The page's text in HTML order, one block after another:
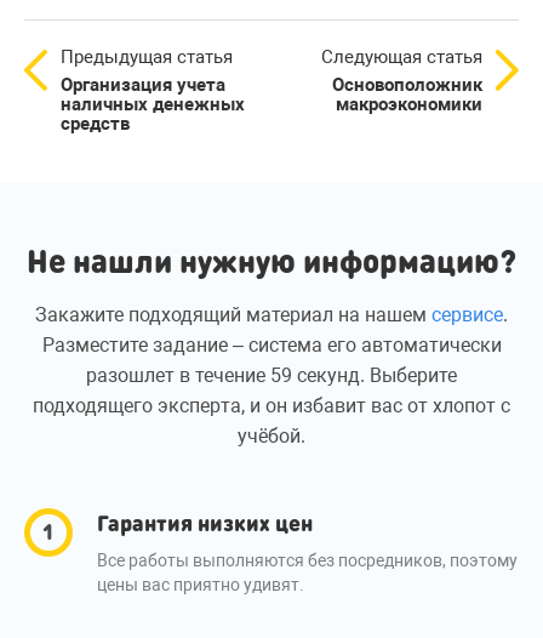
Предыдущая статья
Организация учета
наличных денежных
средств
Следующая статья
Основоположник
макроэкономики
Не нашли нужную информацию?
Закажите подходящий материал на нашем сервисе.
Разместите задание – система его автоматически
разошлет в течение 59 секунд. Выберите
подходящего эксперта, и он избавит вас от хлопот с
учёбой.
Гарантия низких цен
Все работы выполняются без посредников, поэтому
цены вас приятно удивят.